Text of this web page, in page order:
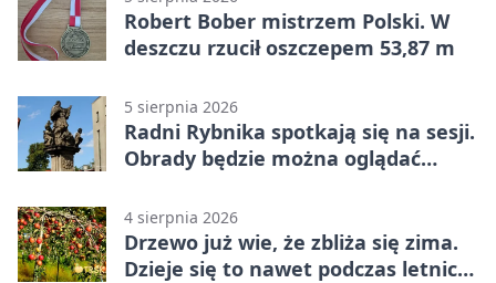
Robert Bober mistrzem Polski. W
deszczu rzucił oszczepem 53,87 m
5 sierpnia 2026
Radni Rybnika spotkają się na sesji.
Obrady będzie można oglądać
4 sierpnia 2026
Drzewo już wie, że zbliża się zima.
Dzieje się to nawet podczas letnich